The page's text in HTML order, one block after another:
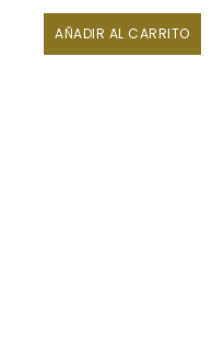
AÑADIR AL CARRITO